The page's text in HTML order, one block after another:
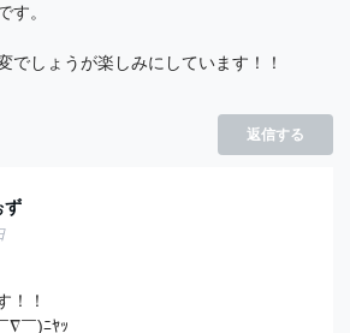
す。
でしょうが楽しみにしています！！
返信する
ず
！！
∇￣)ﾆﾔｯ